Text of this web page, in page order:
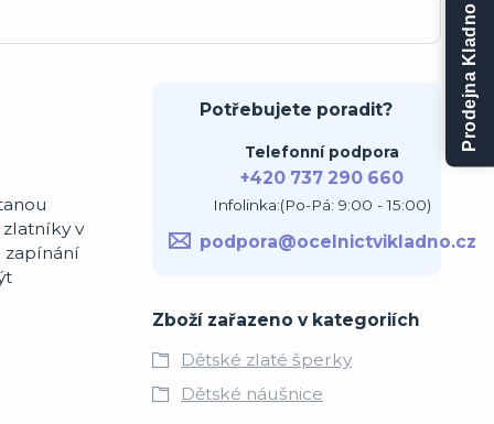
v
zapínání
Potřebujete poradit?
Telefonní podpora
+420 737 290 660
Infolinka:(Po-Pá: 9:00 - 15:00)
podpora@ocelnictvikladno.cz
Zboží zařazeno v kategoriích
Dětské zlaté šperky
Dětské náušnice
Prodejna Kladno